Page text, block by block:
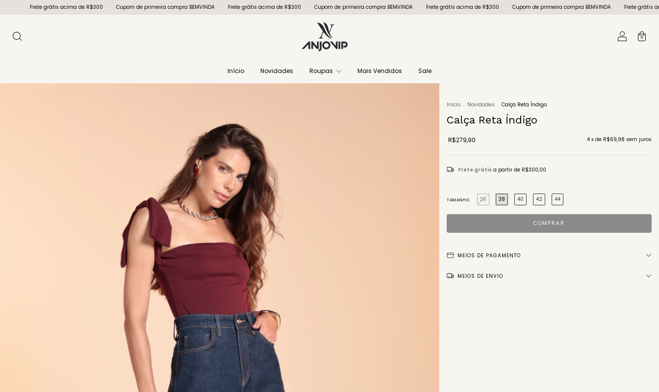
Cupom de primeira compra BEMVINDA Frete grátis acima de R$300 Cupom de primeira compra BEMVINDA Frete grátis acima de R$300 Cupom de primeira compra BEMVINDA Frete grátis acima de R$300 Cupom
0
Início Novidades Roupas Mais Vendidos Sale
Início . Novidades . Calça Reta Índigo
Calça Reta Índigo
R$279,90 4 x de R$69,98 sem juros
Frete grátis a partir de R$300,00
TAMANHO 36 38 40 42 44
MEIOS DE PAGAMENTO
MEIOS DE ENVIO